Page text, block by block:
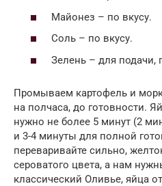
Майонез – по вкусу.
Соль – по вкусу.
Зелень – для подачи,
Промываем картофель и
на полчаса, до готовности.
нужно не более 5 минут (2
и 3-4 минуты для полной
переваривайте сильно,
сероватого цвета, а нам
классический Оливье, яйца